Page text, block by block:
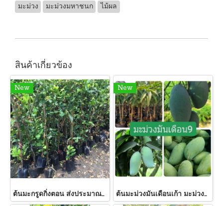
มะม่วง มะม่วงมหาชนก ไม้ผล
สินค้าเกี่ยวข้อง
New
ต้นมะกรูดกิ่งตอน ส่งประมาณ80-120ซม.ส่งพร้อมถุงขนาด6นิ้ว พร้อมปลูกลงดิน
New
ต้นมะม่วงมันเดือนเก้า มะม่วงทะวายเดือนเก้า 80-120ซม.ส่งพร้อมถุงขนาด 6 นิ้ว พร้อมปลูกลงดิน